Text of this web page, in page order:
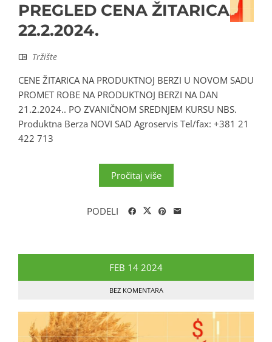
PREGLED CENA ŽITARICA
22.2.2024.
Tržište
CENE ŽITARICA NA PRODUKTNOJ BERZI U NOVOM SADU
PROMET ROBE NA PRODUKTNOJ BERZI NA DAN
21.2.2024.. PO ZVANIČNOM SREDNJEM KURSU NBS.
Produktna Berza NOVI SAD Agroservis Tel/fax: +381 21
422 713
Pročitaj više
PODELI
FEB 14 2024
BEZ KOMENTARA